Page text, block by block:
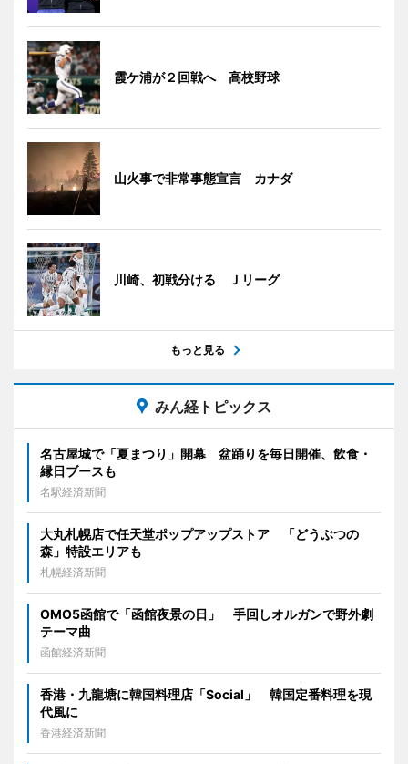
霞ケ浦が２回戦へ 高校野球
山火事で非常事態宣言 カナダ
川崎、初戦分ける Ｊリーグ
もっと見る
みん経トピックス
名古屋城で「夏まつり」開幕 盆踊りを毎日開催、飲食・
縁日ブースも
名駅経済新聞
大丸札幌店で任天堂ポップアップストア 「どうぶつの
森」特設エリアも
札幌経済新聞
OMO5函館で「函館夜景の日」 手回しオルガンで野外劇
テーマ曲
函館経済新聞
香港・九龍塘に韓国料理店「Social」 韓国定番料理を現
代風に
香港経済新聞